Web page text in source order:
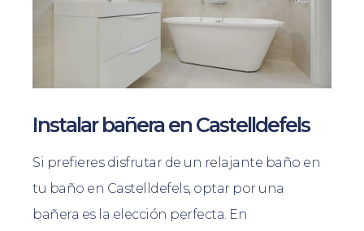
Instalar bañera en Castelldefels
Si prefieres disfrutar de un relajante baño en
tu baño en Castelldefels, optar por una
bañera es la elección perfecta. En